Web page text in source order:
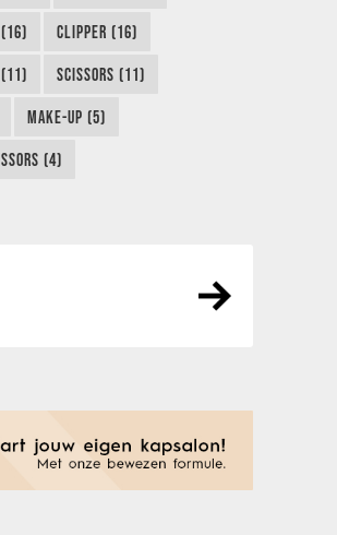
(16) CLIPPER (16)
(11) SCISSORS (11)
MAKE-UP (5)
(4)